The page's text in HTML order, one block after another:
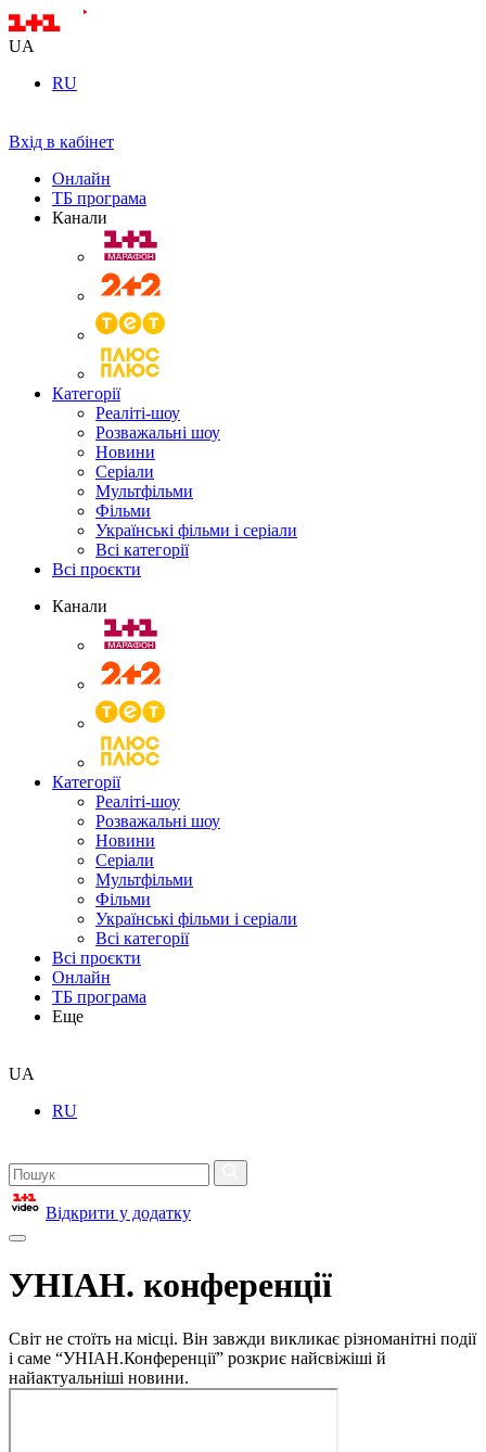
UA
RU
Вхід в кабінет
Онлайн
ТБ програма
Канали
Категорії
Реаліті-шоу
Розважальні шоу
Новини
Серіали
Мультфільми
Фільми
Українські фільми і серіали
Всі категорії
Всі проєкти
Канали
Категорії
Реаліті-шоу
Розважальні шоу
Новини
Серіали
Мультфільми
Фільми
Українські фільми і серіали
Всі категорії
Всі проєкти
Онлайн
ТБ програма
Еще
UA
RU
Відкрити у додатку
УНІАН. конференції
Світ не стоїть на місці. Він завжди викликає різноманітні події
і саме “УНІАН.Конференції” розкриє найсвіжіші й
найактуальніші новини.